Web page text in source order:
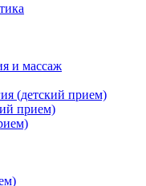
и массаж
(детский прием)
прием)